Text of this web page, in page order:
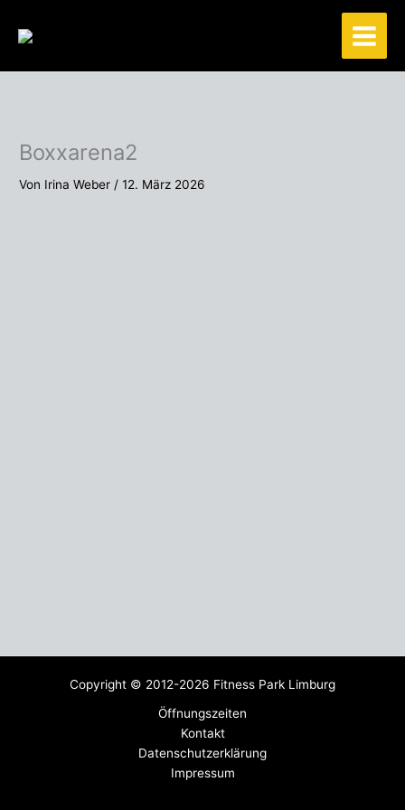
Inhalt
Boxxarena2
Von Irina Weber /12. März 2026
Copyright © 2012-2026 Fitness Park Limburg
Öffnungszeiten
Kontakt
Datenschutzerklärung
Impressum